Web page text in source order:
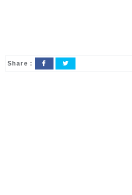
Share :